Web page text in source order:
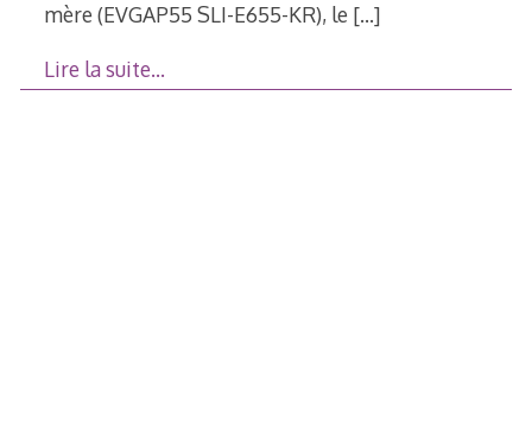
mère (EVGAP55 SLI-E655-KR), le […]
Lire la suite…